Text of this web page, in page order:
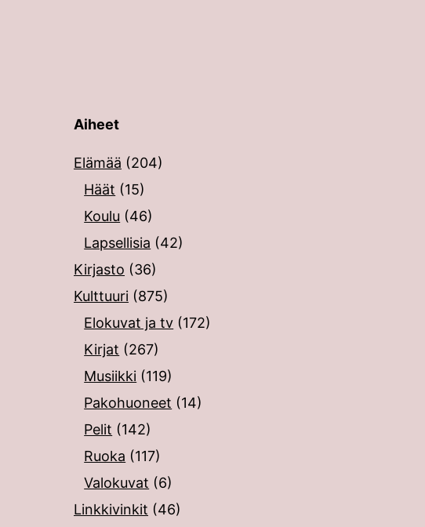
enterin painalluksella. Kosketusnäytöllisten laitteiden
Aiheet
Elämää (204)
Häät (15)
Koulu (46)
Lapsellisia (42)
Kirjasto (36)
Kulttuuri (875)
Elokuvat ja tv (172)
Kirjat (267)
Musiikki (119)
Pakohuoneet (14)
Pelit (142)
Ruoka (117)
Valokuvat (6)
Linkkivinkit (46)